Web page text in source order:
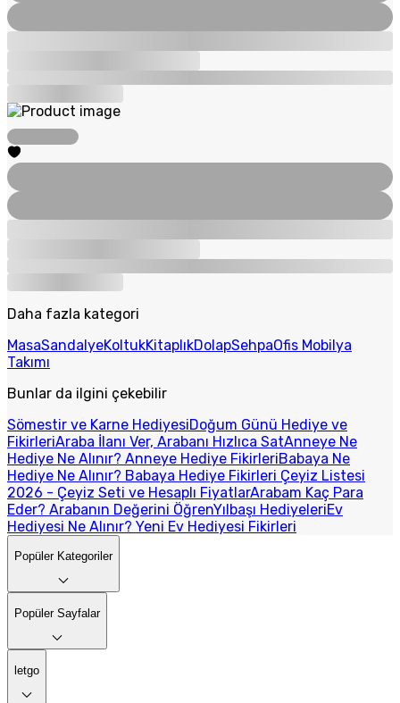
Daha fazla kategori
MasaSandalyeKoltukKitaplıkDolapSehpaOfis Mobilya
Takımı
Bunlar da ilgini çekebilir
Sömestir ve Karne HediyesiDoğum Günü Hediye ve
FikirleriAraba İlanı Ver, Arabanı Hızlıca SatAnneye Ne
Hediye Ne Alınır? Anneye Hediye FikirleriBabaya Ne
Hediye Ne Alınır? Babaya Hediye Fikirleri Çeyiz Listesi
2026 - Çeyiz Seti ve Hesaplı FiyatlarArabam Kaç Para
Eder? Arabanın Değerini ÖğrenYılbaşı HediyeleriEv
Hediyesi Ne Alınır? Yeni Ev Hediyesi Fikirleri
Popüler Kategoriler
Popüler Sayfalar
letgo